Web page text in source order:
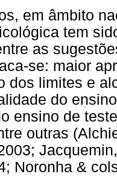
em âmbito
tem
as
se: maior
dos limites e
do
ensino de
outras
Noronha &